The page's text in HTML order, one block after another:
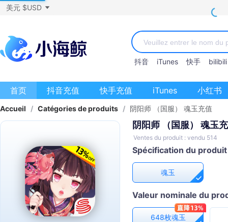
美元 $USD
抖音 iTunes 快手 bilibili
首页 抖音充值 快手充值 iTunes 小红书
Accueil / Catégories de produits / 阴阳师 （国服） 魂玉充值
阴阳师 （国服） 魂玉
Ventes du produit : vendu 514
Spécification du produit
魂玉
Valeur nominale du
648枚魂玉